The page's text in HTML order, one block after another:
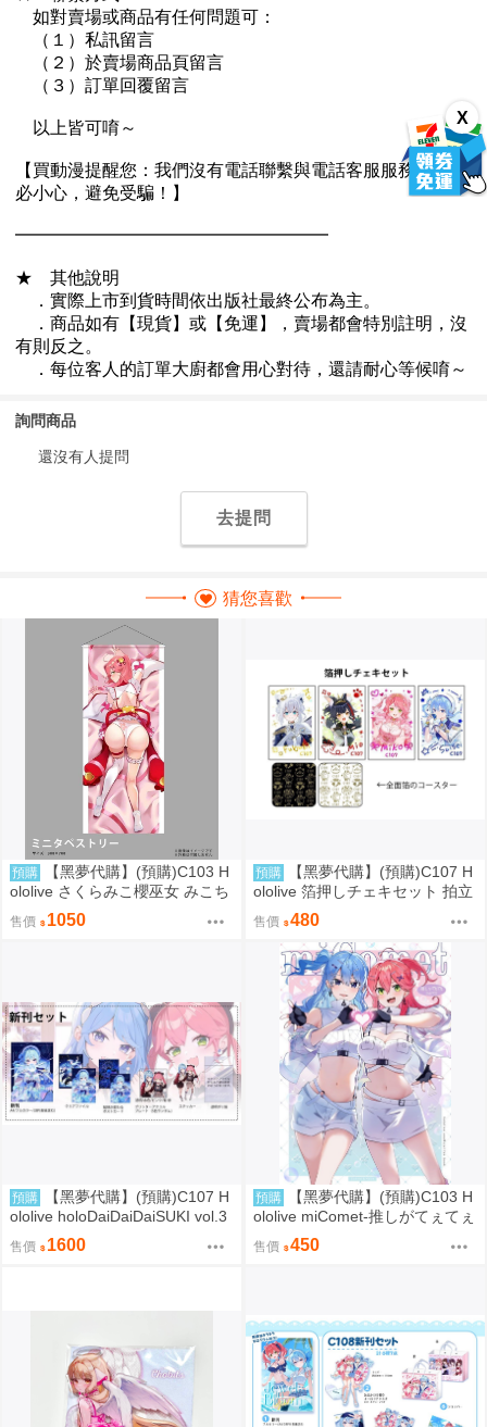
X
詢問商品
還沒有人提問
去提問
猜您喜歡
預購
【黑夢代購】(預購)C103 H
ololive さくらみこ櫻巫女 みこち
ミニタペストリー(大) 掛軸 社團
名:空色姉妹 繪師:綾香
售價 1050
預購
【黑夢代購】(預購)C107 H
ololive 箔押しチェキセット 拍立
得風卡片套組 社團名:空色姉妹
繪師:綾香
售價 480
預購
【黑夢代購】(預購)C107 H
ololive holoDaiDaiDaiSUKI vol.3
套組 社團名:空色姉妹 繪師:綾香
售價 1600
預購
【黑夢代購】(預購)C103 H
ololive miComet-推しがてぇてぇ
partⅡ- 社團名:空色姉妹 繪師:綾
香
售價 450